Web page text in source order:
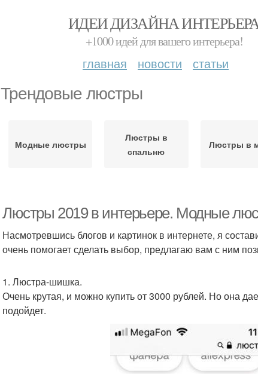
ИДЕИ ДИЗАЙНА
+1000 идей для вашего интерьера!
главная новости статьи
Трендовые люстры
Модные люстры
Люстры в
спальню
Люстры в
Люстры 2019 в интерьере. Модные
Насмотревшись блогов и картинок в интернете, я
очень помогает сделать выбор, предлагаю вам с ним
1. Люстра-шишка.
Очень крутая, и можно купить от 3000 рублей. Но она
подойдет.